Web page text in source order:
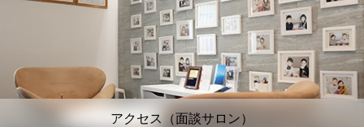
アクセス（面談サロン）